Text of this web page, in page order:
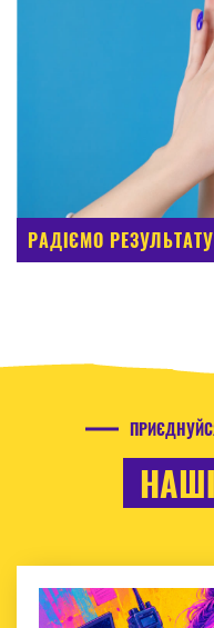
РАДІЄМО РЕЗУЛЬТАТУ